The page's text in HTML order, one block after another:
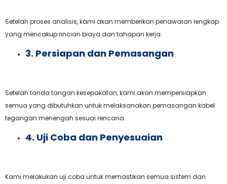
Setelah proses analisis, kami akan memberikan penawaran lengkap
yang mencakup rincian biaya dan tahapan kerja.
3. Persiapan dan Pemasangan
Setelah tanda tangan kesepakatan, kami akan mempersiapkan
semua yang dibutuhkan untuk melaksanakan pemasangan kabel
tegangan menengah sesuai rencana.
4. Uji Coba dan Penyesuaian
Kami melakukan uji coba untuk memastikan semua sistem dan